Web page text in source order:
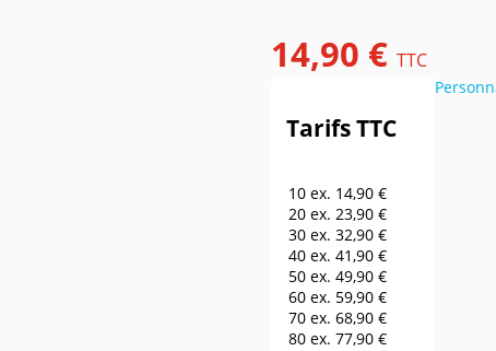
14,90 € TTC
Tarifs TTC
10 ex. 14,90 €
20 ex. 23,90 €
30 ex. 32,90 €
40 ex. 41,90 €
50 ex. 49,90 €
60 ex. 59,90 €
70 ex. 68,90 €
80 ex. 77,90 €